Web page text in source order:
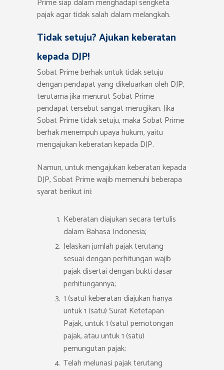
Prime siap dalam menghadapi sengketa
pajak agar tidak salah dalam melangkah.
Tidak setuju? Ajukan keberatan
kepada DJP!
Sobat Prime berhak untuk tidak setuju
dengan pendapat yang dikeluarkan oleh DJP,
terutama jika menurut Sobat Prime
pendapat tersebut sangat merugikan. Jika
Sobat Prime tidak setuju, maka Sobat Prime
berhak menempuh upaya hukum, yaitu
mengajukan keberatan kepada DJP.
Namun, untuk mengajukan keberatan kepada
DJP, Sobat Prime wajib memenuhi beberapa
syarat berikut ini:
Keberatan diajukan secara tertulis
dalam Bahasa Indonesia;
Jelaskan jumlah pajak terutang
sesuai dengan perhitungan wajib
pajak disertai dengan bukti dasar
perhitungannya;
1 (satu) keberatan diajukan hanya
untuk 1 (satu) Surat Ketetapan
Pajak, untuk 1 (satu) pemotongan
pajak, atau untuk 1 (satu)
pemungutan pajak;
Telah melunasi pajak terutang